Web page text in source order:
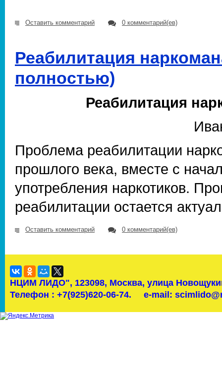
Оставить комментарий 0 комментарий(ев)
Реабилитация
полностью)
Реабилитация
Проблема реабилитации
прошлого века, вместе с
употребления наркотиков.
реабилитации остается
Оставить комментарий 0 комментарий(ев)
НЦИМ ЛИДО", 123098, Москва, улица
Телефон : +7(925)620-06-74.
e-mail: